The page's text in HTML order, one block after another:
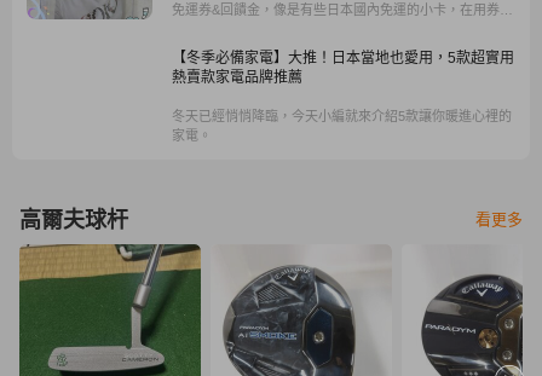
免運券&回饋金，像是有些日本國內免運的小卡，在用券後
買一套空專或是比較重的周邊而言真的是福音。
【冬季必備家電】大推！日本當地也愛用，5款超實用
熱賣款家電品牌推薦
冬天已經悄悄降臨，今天小編就來介紹5款讓你暖進心裡的
家電。
高爾夫球杆 看更多